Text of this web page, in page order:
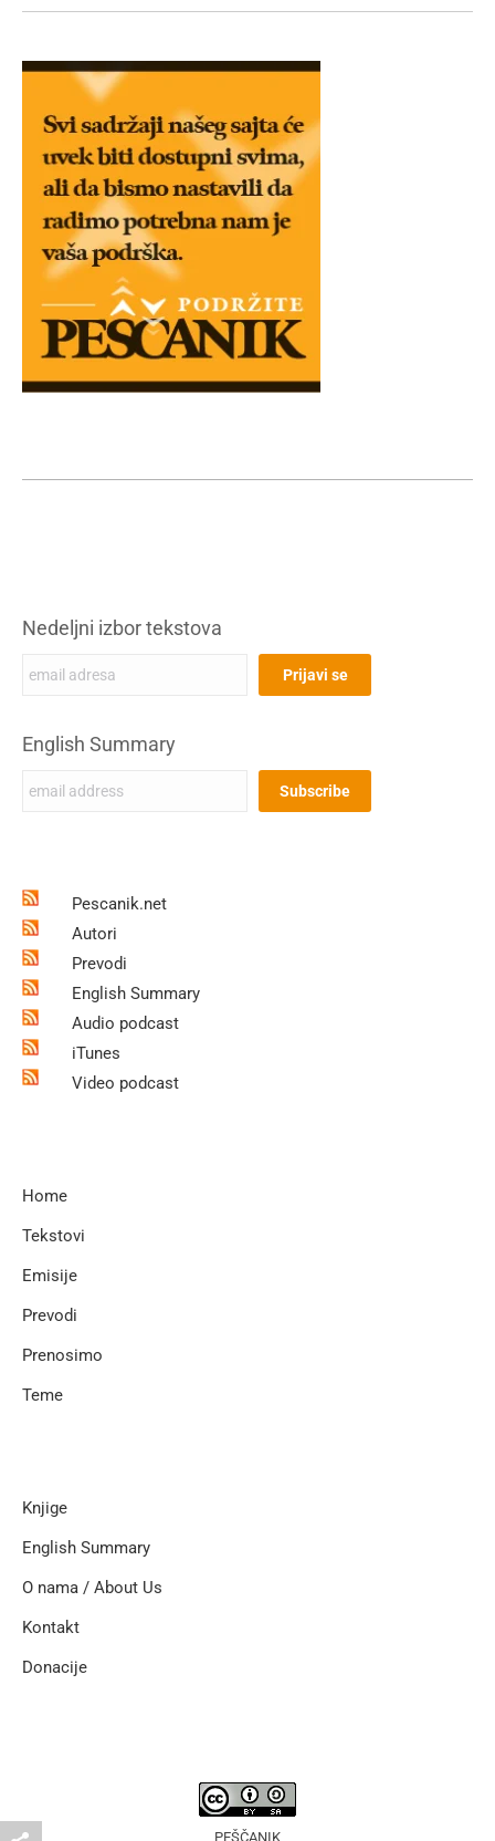
Nedeljni izbor tekstova
English Summary
Pescanik.net
Autori
Prevodi
English Summary
Audio podcast
iTunes
Video podcast
Home
Tekstovi
Emisije
Prevodi
Prenosimo
Teme
Knjige
English Summary
O nama / About Us
Kontakt
Donacije
PEŠČANIK